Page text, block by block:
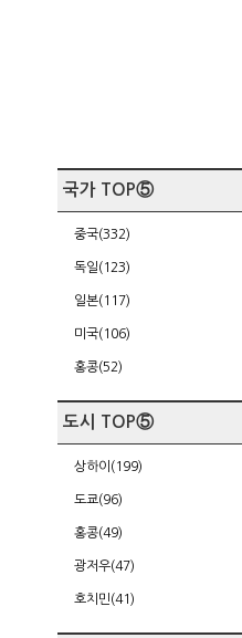
국가 TOP⑤
중국(332)
독일(123)
일본(117)
미국(106)
홍콩(52)
도시 TOP⑤
상하이(199)
도쿄(96)
홍콩(49)
광저우(47)
호치민(41)